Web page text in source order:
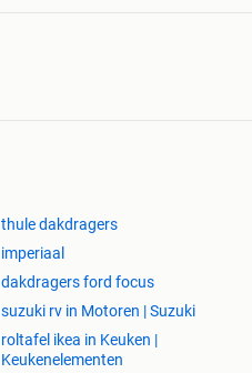
thule dakdragers
imperiaal
dakdragers ford focus
suzuki rv in Motoren | Suzuki
roltafel ikea in Keuken |
Keukenelementen